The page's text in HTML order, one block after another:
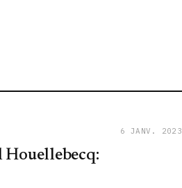
Houellebecq:
6 JANV. 2023